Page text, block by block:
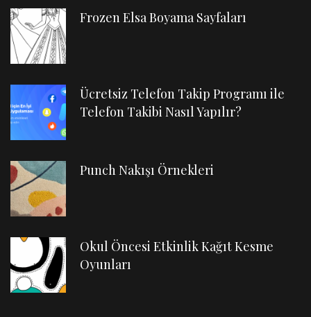
Frozen Elsa Boyama Sayfaları
Ücretsiz Telefon Takip Programı ile
Telefon Takibi Nasıl Yapılır?
Punch Nakışı Örnekleri
Okul Öncesi Etkinlik Kağıt Kesme
Oyunları